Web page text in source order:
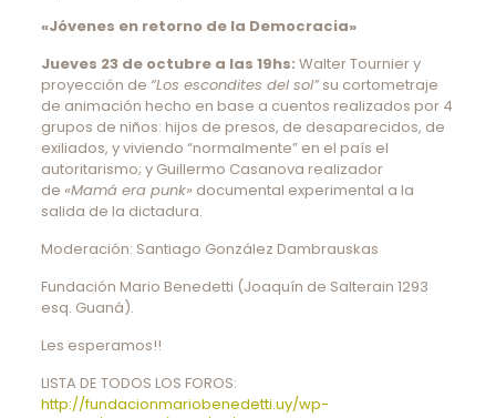
«Jóvenes en retorno de la Democracia»
Jueves 23 de octubre a las 19hs: Walter Tournier y
proyección de “Los escondites del sol”su cortometraje
de animación hecho en base a cuentos realizados por 4
grupos de niños: hijos de presos, de desaparecidos, de
exiliados, y viviendo “normalmente” en el país el
autoritarismo; y Guillermo Casanova realizador
de «Mamá era punk»documental experimental a la
salida de la dictadura.
Moderación: Santiago González Dambrauskas
Fundación Mario Benedetti (Joaquín de Salterain 1293
esq. Guaná).
Les esperamos!!
LISTA DE TODOS LOS FOROS:
http://fundacionmariobenedetti.uy/wp-